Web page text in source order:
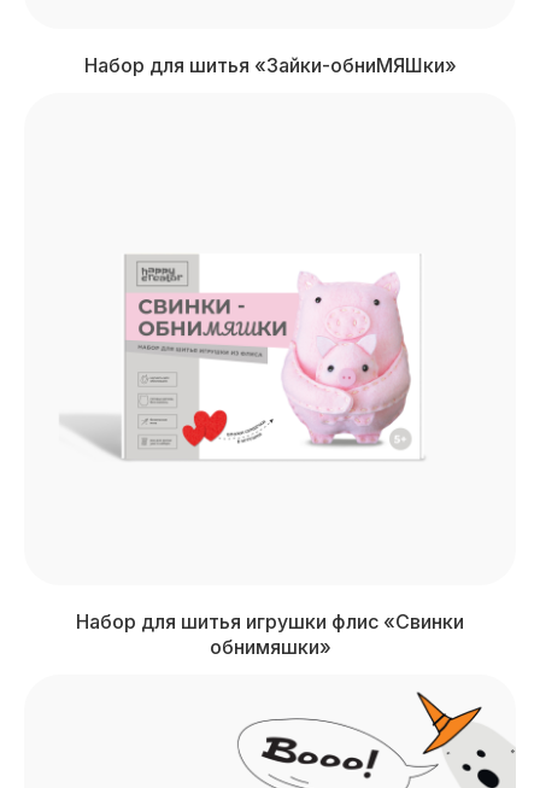
Набор для шитья «Зайки-обниМЯШки»
Набор для шитья игрушки флис «Свинки
обнимяшки»